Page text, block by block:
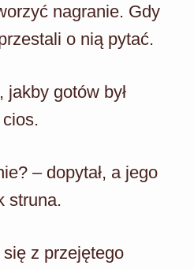
nagranie. Gdy
o nią pytać.
jakby gotów był
– dopytał, a jego
struna.
z przejętego